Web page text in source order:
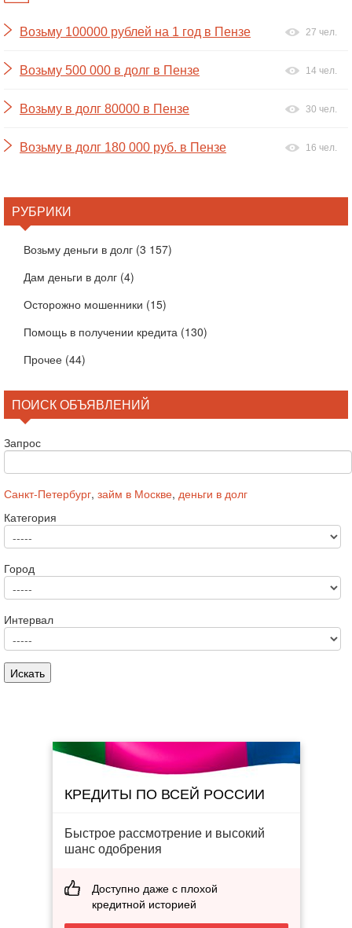
Возьму 100000 рублей на 1 год в Пензе 27 чел.
Возьму 500 000 в долг в Пензе 14 чел.
Возьму в долг 80000 в Пензе 30 чел.
Возьму в долг 180 000 руб. в Пензе 16 чел.
РУБРИКИ
Возьму деньги в долг (3 157)
Дам деньги в долг (4)
Осторожно мошенники (15)
Помощь в получении кредита (130)
Прочее (44)
ПОИСК ОБЪЯВЛЕНИЙ
Запрос
Санкт-Петербург, займ в Москве, деньги в долг
Категория
Город
Интервал
КРЕДИТЫ ПО ВСЕЙ РОССИИ
Быстрое рассмотрение и высокий
шанс одобрения
Доступно даже с плохой
кредитной историей